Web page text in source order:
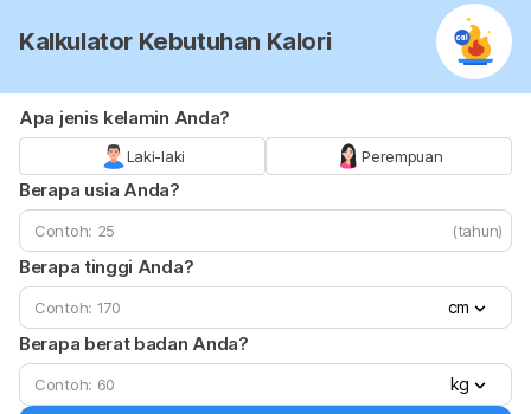
Kalkulator Kebutuhan Kalori
Apa jenis kelamin Anda?
Laki-laki Perempuan
Berapa usia Anda?
(tahun)
Berapa tinggi Anda?
cm
Berapa berat badan Anda?
kg